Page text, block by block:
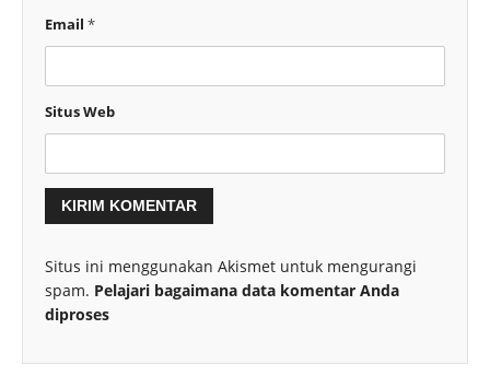
Email *
Situs Web
Situs ini menggunakan Akismet untuk mengurangi
spam. Pelajari bagaimana data komentar Anda
diproses